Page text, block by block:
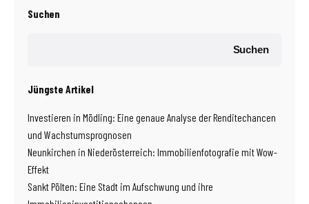
Suchen
Suchen
Jüngste Artikel
Investieren in Mödling: Eine genaue Analyse der Renditechancen
und Wachstumsprognosen
Neunkirchen in Niederösterreich: Immobilienfotografie mit Wow-
Effekt
Sankt Pölten: Eine Stadt im Aufschwung und ihre